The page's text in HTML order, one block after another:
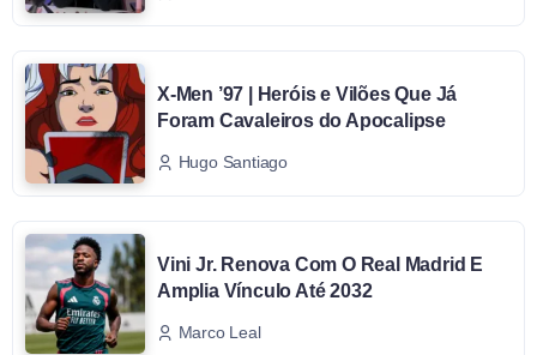
X-Men ’97 | Heróis e Vilões Que Já
Foram Cavaleiros do Apocalipse
Hugo Santiago
Vini Jr. Renova Com O Real Madrid E
Amplia Vínculo Até 2032
Marco Leal